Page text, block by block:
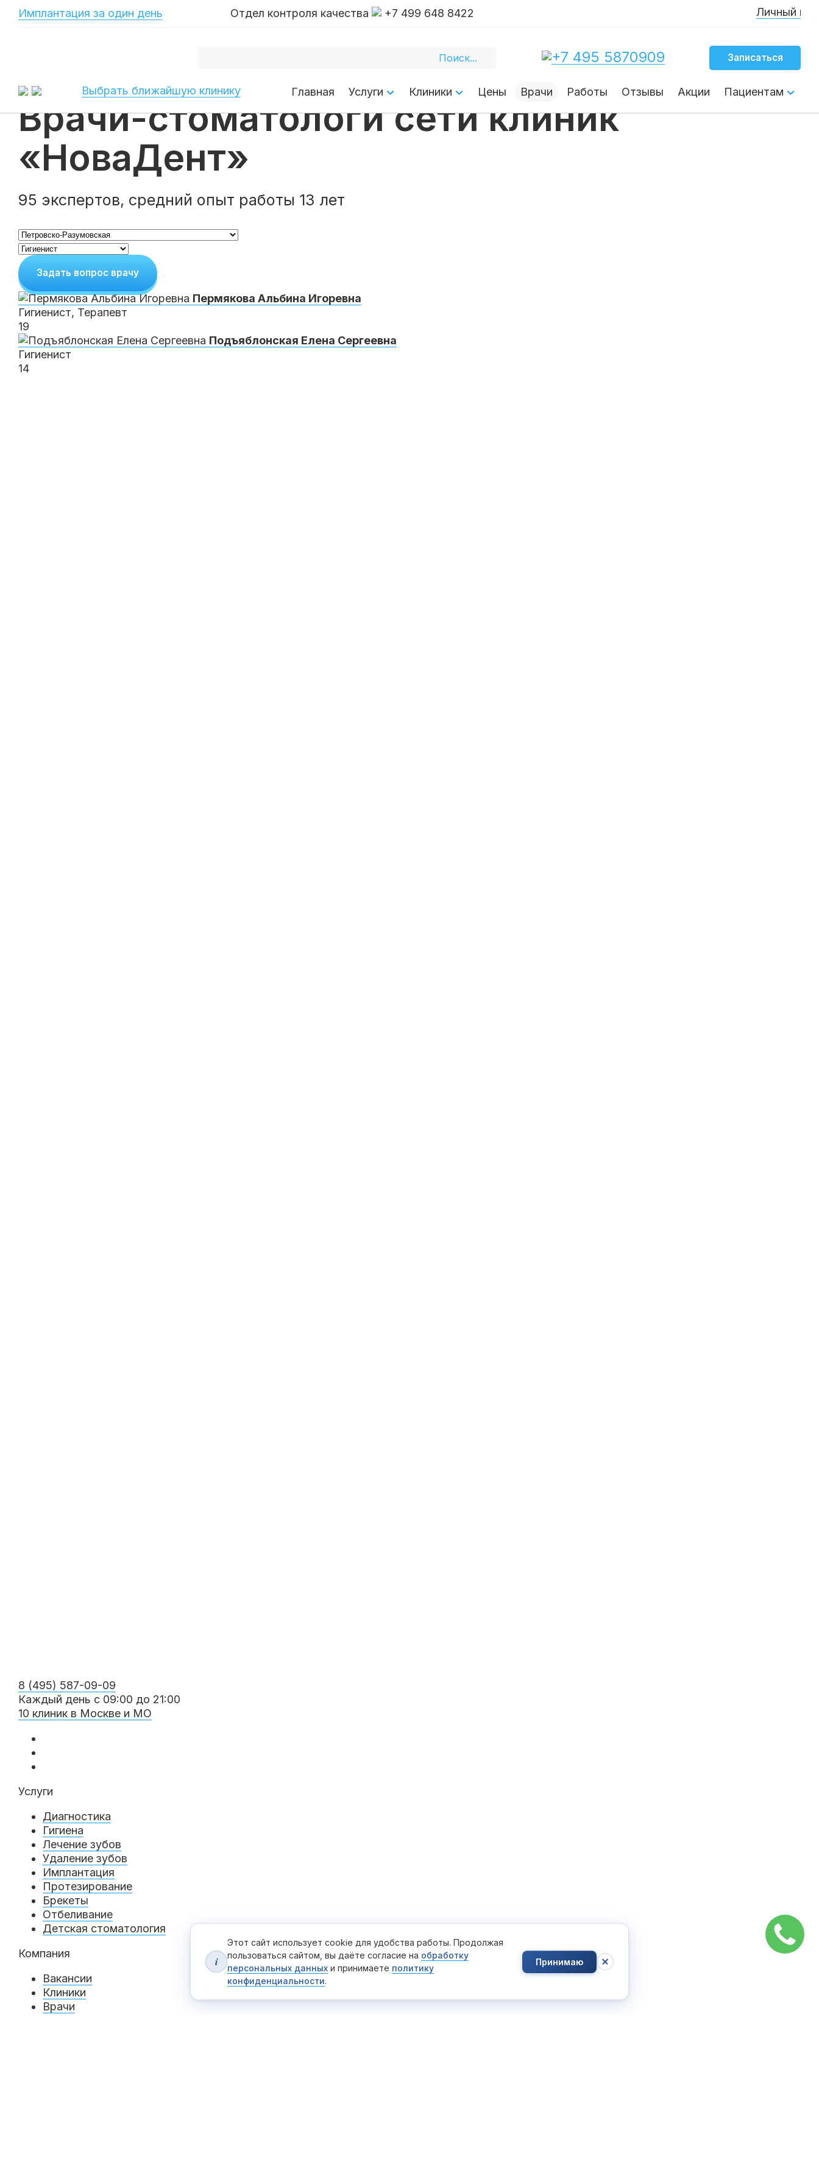
Имплантация за один день Отдел контроля качества +7 499 648 8422 Личный канал
+7 495 5870909 Записаться
Выбрать ближайшую клинику Главная Услуги Клиники Цены Врачи Работы Отзывы Акции Пациентам
Стоматолог-гигиенист на Петровско-Разумовской
Врачи-стоматологи сети клиник
«НоваДент»
95 экспертов, средний опыт работы 13 лет
Задать вопрос врачу
Пермякова Альбина Игоревна
Гигиенист, Терапевт
19
Подъяблонская Елена Сергеевна
Гигиенист
14
8 (495) 587-09-09
Каждый день с 09:00 до 21:00
10 клиник в Москве и МО
Услуги
Диагностика
Гигиена
Лечение зубов
Удаление зубов
Имплантация
Протезирование
Брекеты
Отбеливание
Детская стоматология
Компания
Вакансии
Клиники
Врачи
i
Этот сайт использует cookie для удобства работы. Продолжая
пользоваться сайтом, вы даёте согласие на обработку
персональных данных и принимаете политику
конфиденциальности.
Принимаю